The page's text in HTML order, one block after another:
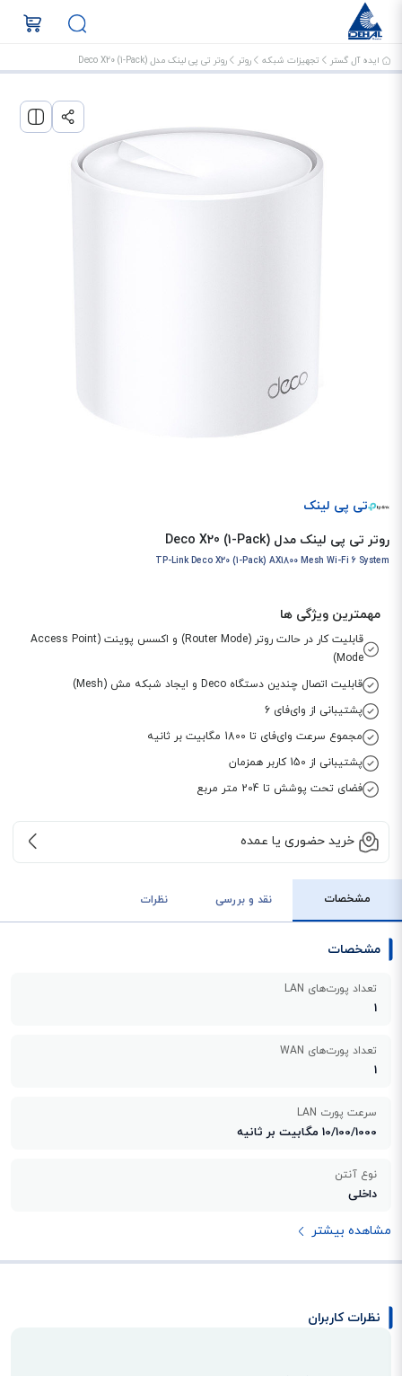
ایده آل گستر تجهیزات شبکه روتر روتر تی پی لینک مدل Deco X20 (1-Pack)
تی پی لینک
روتر تی پی لینک مدل Deco X20 (1-Pack)
TP-Link Deco X20 (1-Pack) AX1800 Mesh Wi-Fi 6 System
مهمترین ویژگی ها
قابلیت کار در حالت روتر (Router Mode) و اکسس پوینت (Access Point
Mode)
قابلیت اتصال چندین دستگاه Deco و ایجاد شبکه مش (Mesh)
پشتیبانی از وای‌فای 6
مجموع سرعت وای‌فای تا 1800 مگابیت بر ثانیه
پشتیبانی از 150 کاربر همزمان
فضای تحت پوشش تا 204 متر مربع
خرید حضوری یا عمده
مشخصات نقد و بررسی نظرات
مشخصات
تعداد پورت‌های LAN
تعداد پورت‌های WAN
سرعت پورت LAN
10/100/1000 مگابیت بر ثانیه
نوع آنتن
داخلی
مشاهده بیشتر
نظرات کاربران